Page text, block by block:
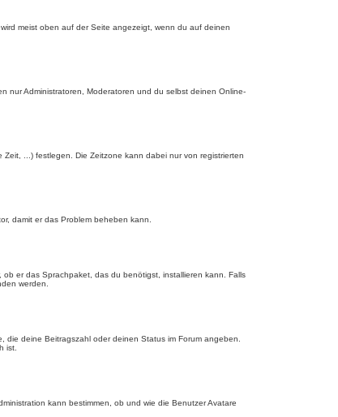
meist oben auf der Seite angezeigt, wenn du auf deinen
nur Administratoren, Moderatoren und du selbst deinen Online-
...) festlegen. Die Zeitzone kann dabei nur von registrierten
damit er das Problem beheben kann.
er das Sprachpaket, das du benötigst, installieren kann. Falls
werden.
deine Beitragszahl oder deinen Status im Forum angeben.
ist.
kann bestimmen, ob und wie die Benutzer Avatare